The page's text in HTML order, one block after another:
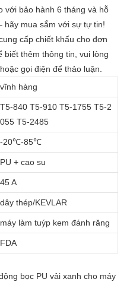
với bảo hành 6 tháng và hỗ
hãy mua sắm với sự tự tin!
cấp chiết khấu cho đơn
thêm thông tin, vui lòng
gọi điện để thảo luận.
vĩnh hàng
T5-840 T5-910 T5-1755 T5-2
055 T5-2485
-20℃-85℃
PU + cao su
45 A
dây thép/KEVLAR
máy làm tuýp kem đánh răng
FDA